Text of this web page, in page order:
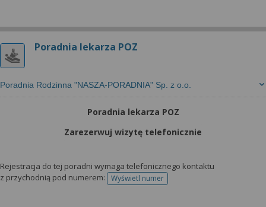
Poradnia lekarza POZ
Poradnia Rodzinna "NASZA-PORADNIA" Sp. z o.o.
Poradnia lekarza POZ
Zarezerwuj wizytę telefonicznie
Rejestracja do tej poradni wymaga telefonicznego kontaktu
z przychodnią pod numerem:
Wyświetl numertelefonu do rejestracji